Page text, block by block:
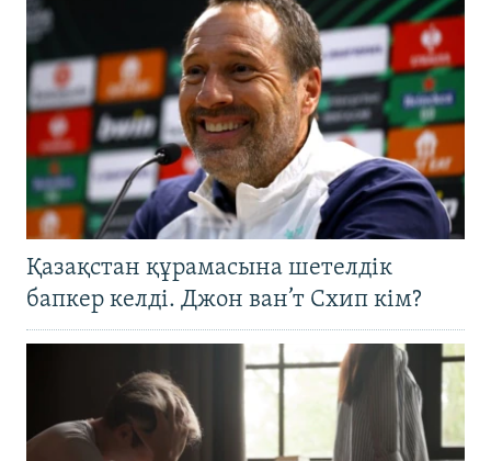
Қазақстан құрамасына шетелдік
бапкер келді. Джон ван’т Схип кім?